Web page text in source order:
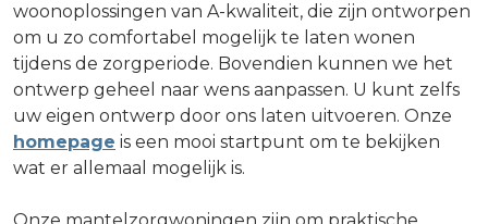
woonoplossingen van A-kwaliteit, die zijn ontworpen
om u zo comfortabel mogelijk te laten wonen
tijdens de zorgperiode. Bovendien kunnen we het
ontwerp geheel naar wens aanpassen. U kunt zelfs
uw eigen ontwerp door ons laten uitvoeren. Onze
homepage is een mooi startpunt om te bekijken
wat er allemaal mogelijk is.